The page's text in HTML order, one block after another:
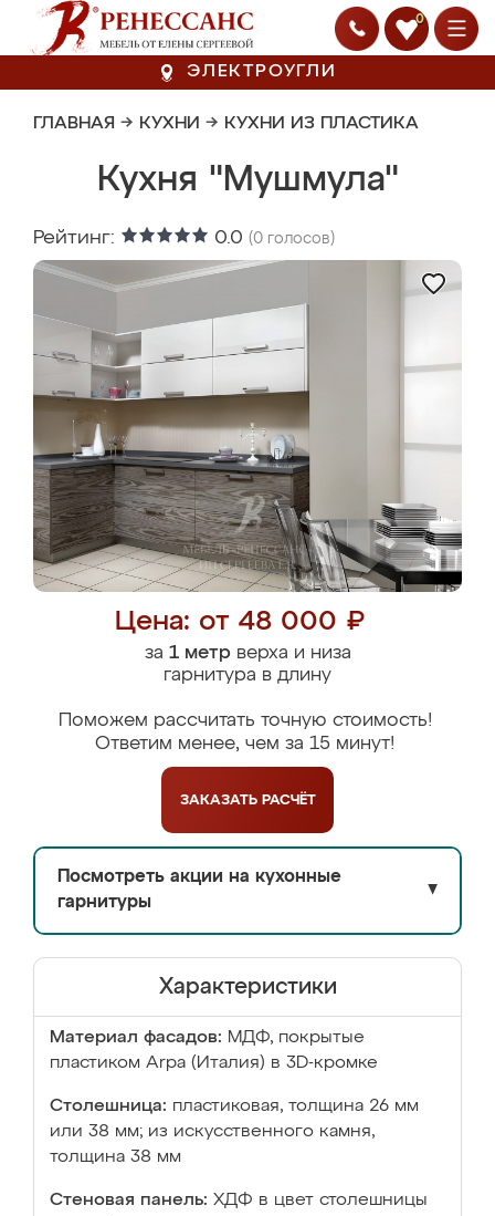
0
ЭЛЕКТРОУГЛИ
ГЛАВНАЯ → КУХНИ → КУХНИ ИЗ ПЛАСТИКА
Кухня "Мушмула"
Рейтинг: 0.0 (0 голосов)
Цена: от 48 000 ₽
за 1 метрверха и низа
гарнитура в длину
Поможем рассчитать точную стоимость!
Ответим менее, чем за 15 минут!
ЗАКАЗАТЬ РАСЧЁТ
Посмотреть акции на кухонные
гарнитуры
▼
Характеристики
Материал фасадов: МДФ, покрытые
пластиком Arpa (Италия) в 3D-кромке
Столешница: пластиковая, толщина 26 мм
или 38 мм; из искусственного камня,
толщина 38 мм
Стеновая панель: ХДФ в цвет столешницы